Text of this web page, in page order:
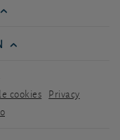
cookies Privacy